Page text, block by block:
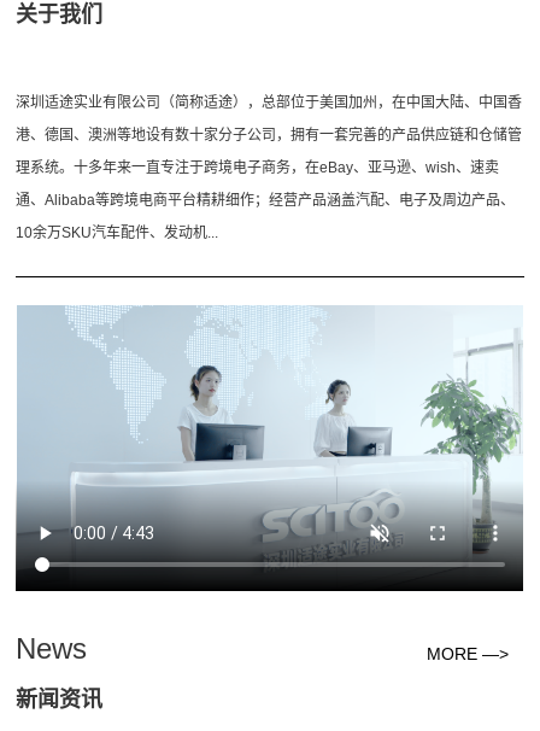
关于我们
深圳适途实业有限公司（简称适途），总部位于美国加州，在中国大陆、中国香
港、德国、澳洲等地设有数十家分子公司，拥有一套完善的产品供应链和仓储管
理系统。十多年来一直专注于跨境电子商务，在eBay、亚马逊、wish、速卖
通、Alibaba等跨境电商平台精耕细作；经营产品涵盖汽配、电子及周边产品、
10余万SKU汽车配件、发动机...
News
新闻资讯
MORE —>